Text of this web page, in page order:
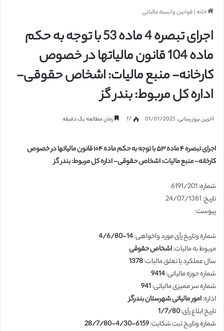
خانه|قوانین وابسته مالیاتی
اجرای تبصره 4 ماده 53 با توجه به حکم
ماده 104 قانون مالیاتها در خصوص
کارخانه- منبع مالیات: اشخاص حقوقی-
اداره کل مربوط: بندر گز
آخرین بروزرسانی: 01/01/2025 17 زمان مطالعه یک دقیقه
اجرای تبصره ۴ ماده ۵۳ با توجه به حکم ماده ۱۰۴ قانون مالیاتها در خصوص
کارخانه- منبع مالیات: اشخاص حقوقی- اداره کل مربوط: بندر گز
شماره: 6191/201
تاریخ: 24/07/1381
پیوست:
شماره وتاریخ رأی مورد واخواهی:14-4/6/80
مربوط به مالیات:اشخاص حقوقی
سال عملکرد یا تعلق مالیات:1378
شماره حوزه مالیاتی:9414
شماره سر ممیزی مالیاتی:941
اداره:امور مالیاتی شهرستان بندرگز
تاریخ ابلاغ رأی:1/7/80
شماره وتاریخ ثبت شکایت:6159-4/30-28/7/80